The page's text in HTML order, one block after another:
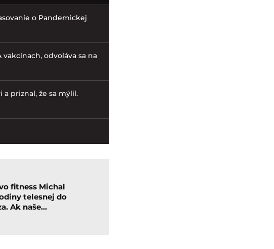
o Pandemickej
odvoláva sa na
priznal, že sa mýlil.
fitness Michal
telesnej do
Ak naše…